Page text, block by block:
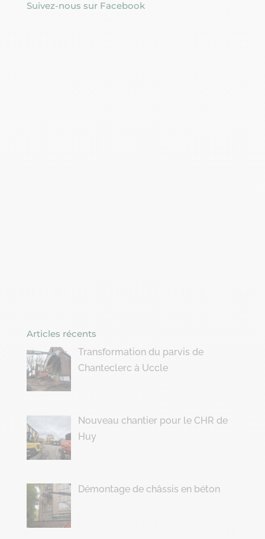
Suivez-nous sur Facebook
Articles récents
Transformation du parvis de
Chanteclerc à Uccle
Nouveau chantier pour le CHR de
Huy
Démontage de châssis en béton